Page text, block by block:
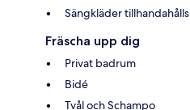
Sängkläder tillhandahålls
Fräscha upp dig
Privat badrum
Bidé
Tvål och Schampo